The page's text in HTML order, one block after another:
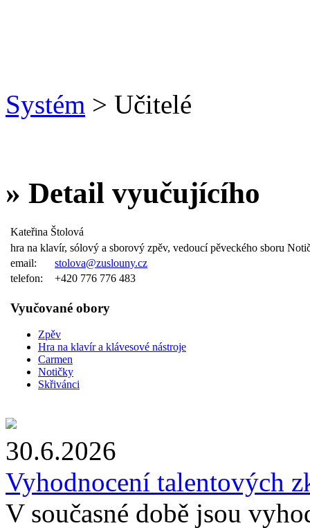
Systém > Učitelé
» Detail vyučujícího
Kateřina Štolová
hra na klavír, sólový a sborový zpěv, vedoucí pěveckého sboru
email:
stolova@zuslouny.cz
telefon:
+420 776 776 483
Vyučované obory
Zpěv
Hra na klavír a klávesové nástroje
Carmen
Notičky
Skřivánci
30.6.2026
Vyhodnocení talentových
V současné době jsou